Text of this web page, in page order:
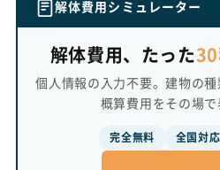
解体費用シミュレーター
解体費用、たった
個人情報の入力不要。建物の種
概算費用をその場で
完全無料 全国対応